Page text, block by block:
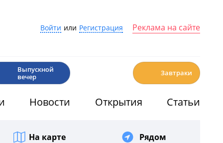
Войти или Регистрация Реклама на сайте
Выпускной
вечер
Завтраки
Новости Открытия Статьи
На карте Рядом